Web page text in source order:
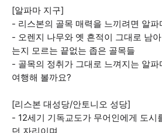
[알파마 지구]
- 리스본의 골목 매력을 느끼려면 알
- 오렌지 나무와 옛 흔적이 그대로 남
는지 모르는 끝없는 좁은 골목들
- 골목의 정취가 그대로 느껴지는 알파
여행해 볼까요?
[리스본 대성당/안토니오 성당]
- 12세기 기독교도가 무어인에게 도시